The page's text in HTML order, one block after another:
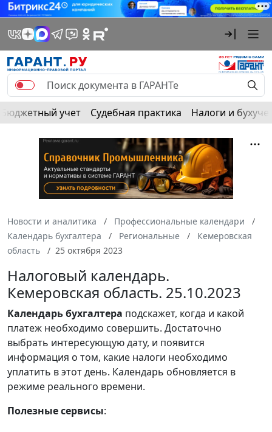
Бюджетный учет Судебная практика Налоги и
Новости и аналитика
Профессиональные календари
Календарь бухгалтера
Региональные
Кемеровская
область
25 октября 2023
Налоговый календарь.
Кемеровская область. 25.10.2023
Календарьбухгалтера подскажет, когда и какой
платеж необходимо совершить. Достаточно
выбрать интересующую дату, и появится
информация о том, какие налоги необходимо
уплатить в этот день. Календарь обновляется в
режиме реального времени.
Полезные сервисы: